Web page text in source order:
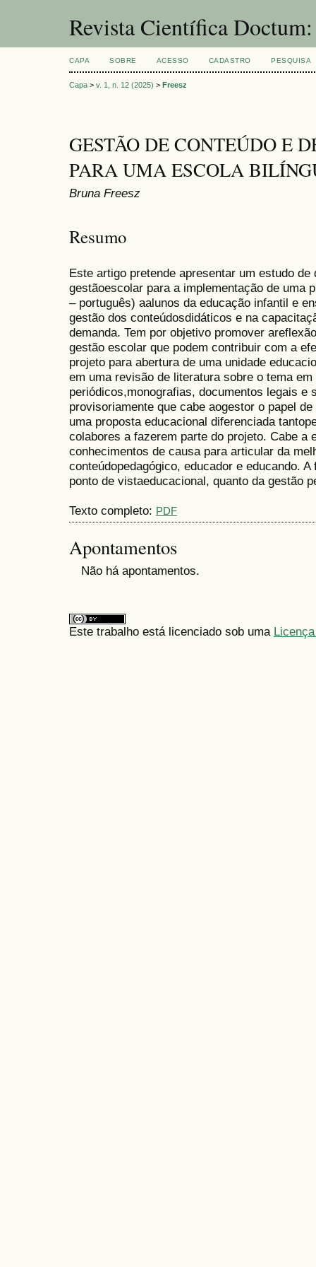
Revista Científica
CAPA SOBRE ACESSO CADASTRO PESQUISA
Capa > v. 1, n. 12 (2025) > Freesz
GESTÃO DE CONTEÚDO E
PARA UMA ESCOLA
Bruna Freesz
Resumo
Este artigo pretende apresentar um estudo
gestãoescolar para a implementação de uma
– português) aalunos da educação infantil e
gestão dos conteúdosdidáticos e na
demanda. Tem por objetivo promover
gestão escolar que podem contribuir com a
projeto para abertura de uma unidade
em uma revisão de literatura sobre o tema
periódicos,monografias, documentos legais e
provisoriamente que cabe aogestor o papel
uma proposta educacional diferenciada
colabores a fazerem parte do projeto. Cabe a
conhecimentos de causa para articular da
conteúdopedagógico, educador e educando.
ponto de vistaeducacional, quanto da gestão
Texto completo: PDF
Apontamentos
Não há apontamentos.
Este trabalho está licenciado sob uma